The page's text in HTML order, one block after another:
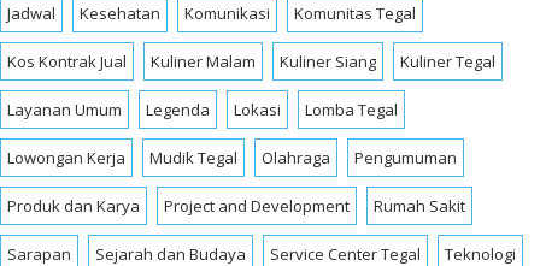
Jadwal Kesehatan Komunikasi Komunitas Tegal
Kos Kontrak Jual Kuliner Malam Kuliner Siang Kuliner Tegal
Layanan Umum Legenda Lokasi Lomba Tegal
Lowongan Kerja Mudik Tegal Olahraga Pengumuman
Produk dan Karya Project and Development Rumah Sakit
Sarapan Sejarah dan Budaya Service Center Tegal Teknologi